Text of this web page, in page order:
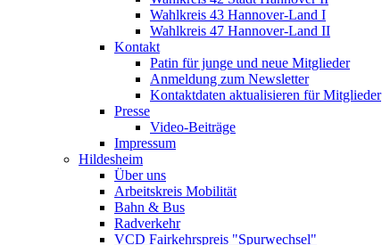
Wahlkreis 43 Hannover-Land I
Wahlkreis 47 Hannover-Land II
Kontakt
Patin für junge und neue Mitglieder
Anmeldung zum Newsletter
Kontaktdaten aktualisieren für Mitglieder
Presse
Video-Beiträge
Impressum
Hildesheim
Über uns
Arbeitskreis Mobilität
Bahn & Bus
Radverkehr
VCD Fairkehrspreis "Spurwechsel"